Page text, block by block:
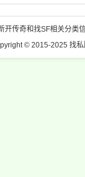
传奇和找SF相关分
© 2015-2025 找